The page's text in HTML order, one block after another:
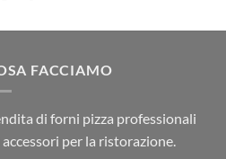
FACCIAMO
di forni pizza professionali
accessori per la ristorazione.